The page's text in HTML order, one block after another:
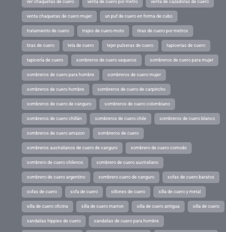
ver chaquetas de cuero venta de cuero por metro venta de cazadoras de cuero
venta chaquetas de cuero mujer un puf de cuero en forma de cubo
tratamiento de cuero trajes de cuero moto tiras de cuero por metros
tiras de cuero tela de cuero tejer pulseras de cuero tapicerias de cuero
tapicería de cuero sombreros de cuero vaqueros sombreros de cuero para mujer
sombreros de cuero para hombre sombreros de cuero mujer
sombreros de cuero hombre sombreros de cuero de carpincho
sombreros de cuero de canguro sombreros de cuero colombiano
sombreros de cuero chillán sombreros de cuero chile sombreros de cuero blanco
sombreros de cuero amazon sombreros de cuero
sombreros australianos de cuero de canguro sombrero de cuero comodo
sombrero de cuero chilenos sombrero de cuero australiano
sombrero de cuero argentino sombrero cuero de canguro sofas de cuero baratos
sofas de cuero sofa de cuero sillones de cuero silla de cuero y metal
silla de cuero oficina silla de cuero marron silla de cuero antigua silla de cuero
sandalias hippies de cuero sandalias de cuero para hombre